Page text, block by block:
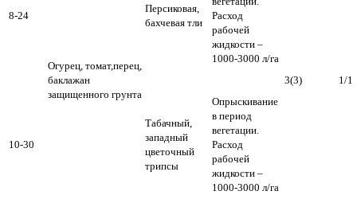
8-24
Огурец, томат,перец,
баклажан
защищенного грунта
Персиковая,
бахчевая тли
Расход
рабочей
жидкости –
1000-3000 л/га
3(3)
1/1
10-30
Табачный,
западный
цветочный
трипсы
Опрыскивание
в период
вегетации.
Расход
рабочей
жидкости –
1000-3000 л/га